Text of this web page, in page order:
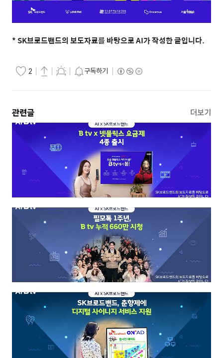
* SK브로드밴드의 보도자료를 바탕으로AI가 작성한 글입니다.
2 구독하기
관련글 더보기